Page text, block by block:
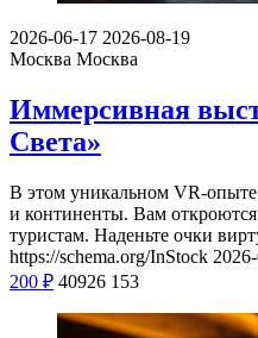
2026-06-17 2026-08-19
Москва Москва
Иммерсивная
Света»
В этом уникальном VR-опыте
и континенты. Вам
туристам. Наденьте очки
https://schema.org/InStock
200 ₽ 40926 153